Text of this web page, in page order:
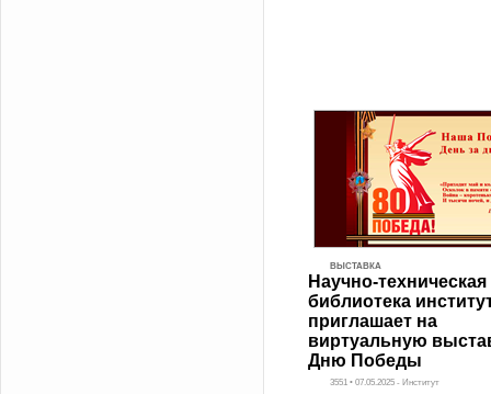
ВЫСТАВКА
Научно-техническая
библиотека
приглашает на
виртуальную
Дню Победы
3551 • 07.05.2025 - Институт